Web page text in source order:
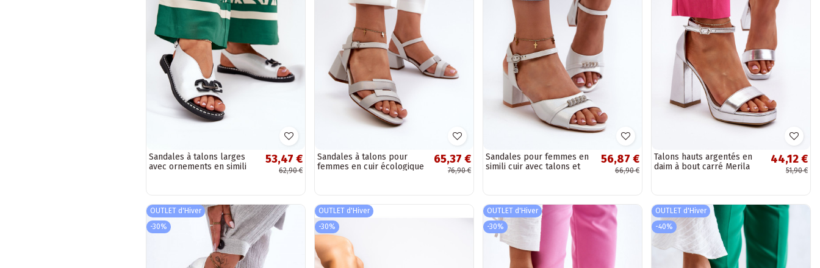
Sandales à talons larges
avec ornements en simili
53,47 €
62,90 €
Sandales à talons pour
femmes en cuir écologique
65,37 €
76,90 €
Sandales pour femmes en
simili cuir avec talons et
56,87 €
66,90 €
Talons hauts argentés en
daim à bout carré Merila
44,12 €
51,90 €
OUTLET d'Hiver
-30%
OUTLET d'Hiver
-30%
OUTLET d'Hiver
-30%
OUTLET d'Hiver
-40%